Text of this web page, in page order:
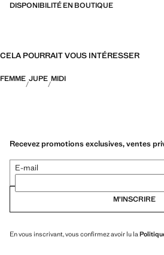
DISPONIBILITÉ EN BOUTIQUE
CELA POURRAIT VOUS INTÉRESSER
FEMME JUPE MIDI
Recevez promotions exclusives, ventes
E-mail
M’INSCRIRE
En vous inscrivant, vous confirmez avoir lu la